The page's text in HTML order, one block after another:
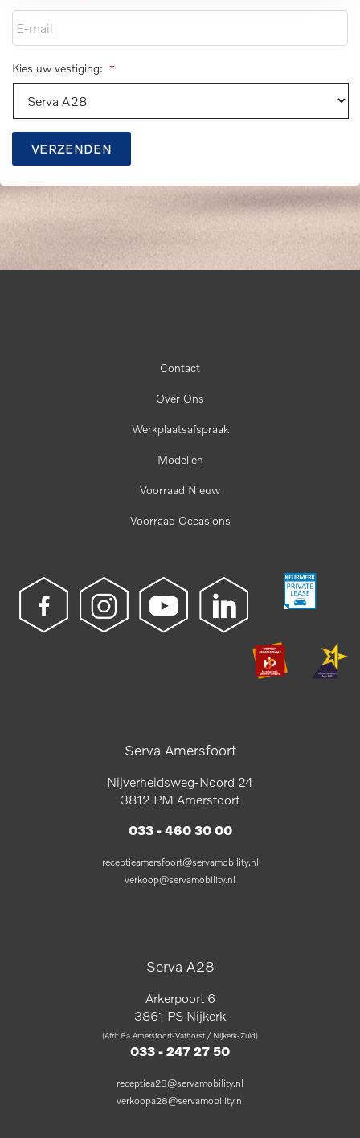
Kies uw vestiging: *
VERZENDEN
Contact
Over Ons
Werkplaatsafspraak
Modellen
Voorraad Nieuw
Voorraad Occasions
Serva Amersfoort
Nijverheidsweg-Noord 24
3812 PM Amersfoort
033 - 460 30 00
receptieamersfoort@servamobility.nl
verkoop@servamobility.nl
Serva A28
Arkerpoort 6
3861 PS Nijkerk
(Afrit 8a Amersfoort-Vathorst / Nijkerk-Zuid)
033 - 247 27 50
receptiea28@servamobility.nl
verkoopa28@servamobility.nl